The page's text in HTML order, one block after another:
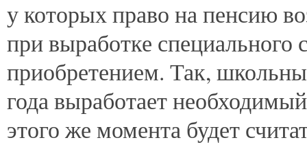
у которых право на пенсию
при выработке специального
приобретением. Так,
года выработает
этого же момента будет